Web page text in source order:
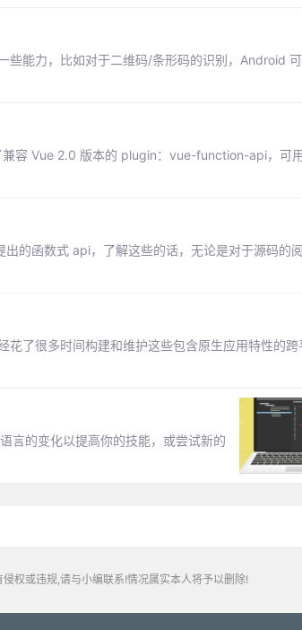
能力，比如对于二维码/条形码的识别，Android
容 Vue 2.0 版本的 plugin：vue-function-api，可
的函数式 api，了解这些的话，无论是对于源码的
了很多时间构建和维护这些包含原生应用特性的跨
言的变化以提高你的技能，或尝试新的
权或违规,请与小编联系!情况属实本人将予以删除!